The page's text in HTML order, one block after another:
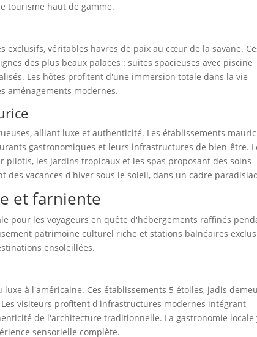
tourisme haut de gamme.
exclusifs, véritables havres de paix au cœur de la savane.
des plus beaux palaces : suites spacieuses avec piscine
Les hôtes profitent d'une immersion totale dans la vie
aménagements modernes.
alliant luxe et authenticité. Les établissements
gastronomiques et leurs infrastructures de bien-être.
les jardins tropicaux et les spas proposant des soins
des vacances d'hiver sous le soleil, dans un cadre
et farniente
pour les voyageurs en quête d'hébergements raffinés
patrimoine culturel riche et stations balnéaires
ensoleillées.
à l'américaine. Ces établissements 5 étoiles, jadis
visiteurs profitent d'infrastructures modernes intégrant
de l'architecture traditionnelle. La gastronomie locale
sensorielle complète.